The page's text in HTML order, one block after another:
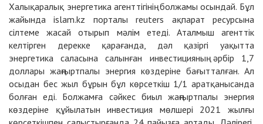
Халықаралық энергетика агенттігінің болжамы осындай. Бұл
жайында islam.kz порталы reuters ақпарат ресурсына
сілтеме жасай отырып мәлім етеді. Аталмыш агенттік
келтірген дерекке қарағанда, дәл қазіргі уақытта
энергетика саласына салынған инвестицияның әрбір 1,7
доллары жаңғыртпалы энергия көздеріне бағытталған. Ал
осыдан бес жыл бұрын бұл көрсеткіш 1/1 аратқанысанда
болған еді. Болжамға сәйкес биыл жаңғыртпалы энергия
көздеріне құйылатын инвестиция мөлшері 2021 жылғы